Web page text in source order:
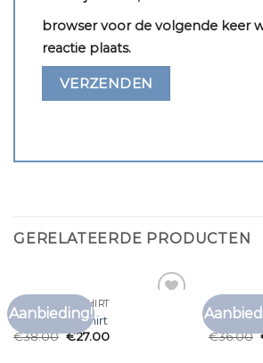
browser voor de volgende keer
reactie plaats.
GERELATEERDE PRODUCTEN
Aanbieding!
VANGUARD T SHIRT
vanguard t shirt
€38.00 €27.00
€36.00